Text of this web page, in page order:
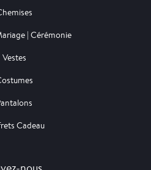
| Cérémonie
Vestes
Cadeau